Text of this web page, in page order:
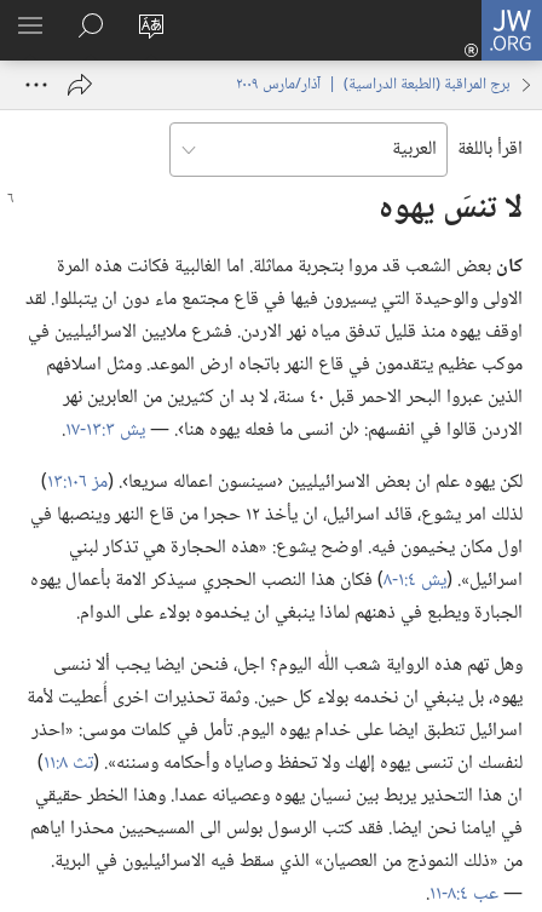
JW.ORG
تغيير
الموقع
تسجيل
الدخول
نافذة
البحث
في
JW.‎ORG
برج المراقبة (‏الطبعة الدراسية)‏ | ‏‎آذار/مارس‏ ‏‎٢٠٠٩‏
اقرأ باللغة
لا تنسَ يهوه
كانبعض الشعب قد مروا بتجربة مماثلة.‏ اما الغالبية فكانت هذه المرة
الاولى والوحيدة التي يسيرون فيها في قاع مجتمع ماء دون ان يتبللوا.‏ لقد
اوقف يهوه منذ قليل تدفق مياه نهر الاردن.‏ فشرع ملايين الاسرائيليين في
موكب عظيم يتقدمون في قاع النهر باتجاه ارض الموعد.‏ ومثل اسلافهم
الذين عبروا البحر الاحمر قبل ٤٠ سنة،‏ لا بد ان كثيرين من العابرين نهر
الاردن قالوا في انفسهم:‏ ‹لن انسى ما فعله يهوه هنا›.‏ —‏يش ٣:‏١٣-‏١٧
‏.‏
لكن يهوه علم ان بعض الاسرائيليين ‹سينسون اعماله سريعا›.‏ (‏مز ١٠٦:‏١٣
‏)‏
لذلك امر يشوع،‏ قائد اسرائيل،‏ ان يأخذ ١٢ حجرا من قاع النهر وينصبها في
اول مكان يخيمون فيه.‏ اوضح يشوع:‏ «هذه الحجارة هي تذكار لبني
اسرائيل».‏ (‏يش ٤:‏١-‏٨
‏)‏ فكان هذا النصب الحجري سيذكر الامة بأعمال يهوه
الجبارة ويطبع في ذهنهم لماذا ينبغي ان يخدموه بولاء على الدوام.‏
وهل تهم هذه الرواية شعب اللّٰه اليوم؟‏ اجل،‏ فنحن ايضا يجب ألا ننسى
يهوه،‏ بل ينبغي ان نخدمه بولاء كل حين.‏ وثمة تحذيرات اخرى أُعطيت لأمة
اسرائيل تنطبق ايضا على خدام يهوه اليوم.‏ تأمل في كلمات موسى:‏ «احذر
لنفسك ان تنسى يهوه إلهك ولا تحفظ وصاياه وأحكامه وسننه».‏ (‏تث ٨:‏١١
‏)‏
ان هذا التحذير يربط بين نسيان يهوه وعصيانه عمدا.‏ وهذا الخطر حقيقي
في ايامنا نحن ايضا.‏ فقد كتب الرسول بولس الى المسيحيين محذرا اياهم
من «ذلك النموذج من العصيان» الذي سقط فيه الاسرائيليون في البرية.‏
—‏عب ٤:‏٨-‏١١
‏.‏